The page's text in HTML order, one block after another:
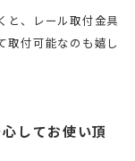
と、レール取付金具
取付可能なのも嬉し
してお使い頂